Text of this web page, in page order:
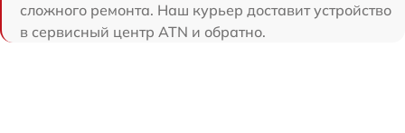
сложного ремонта. Наш курьер доставит устройство
в сервисный центр ATN и обратно.